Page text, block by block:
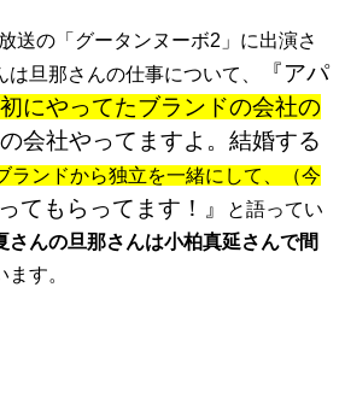
送の「グータンヌーボ2」に出演さ
旦那さんの仕事について、
『アパ
にやってたブランドの会社の
会社やってますよ。結婚する
ランドから独立を一緒にして、（今
てもらってます！』
と語ってい
さんの旦那さんは小柏真延さんで間
す。